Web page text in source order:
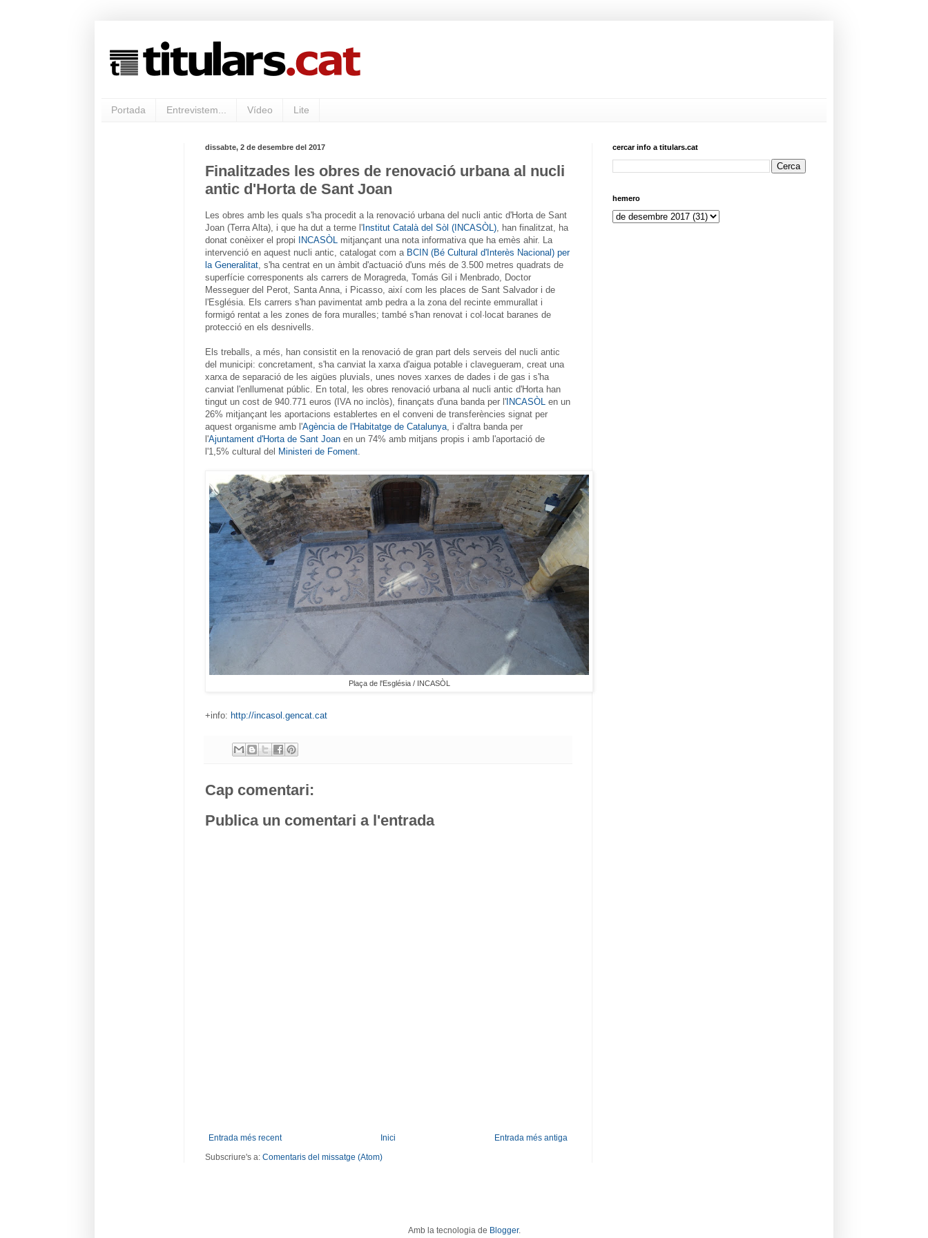
Portada Entrevistem... Vídeo Lite
dissabte, 2 de desembre del 2017
Finalitzades les obres de renovació urbana al nucli
antic d'Horta de Sant Joan
Les obres amb les quals s'ha procedit a la renovació urbana del nucli antic d'Horta de Sant
Joan (Terra Alta), i que ha dut a terme l' Institut Català del Sòl (INCASÒL), han finalitzat, ha
donat conèixer el propi
INCASÒL mitjançant una nota informativa que ha emès ahir. La
intervenció en aquest nucli antic, catalogat com a BCIN (Bé Cultural d'Interès Nacional) per
la Generalitat, s'ha centrat en un àmbit d'actuació d'uns més de 3.500 metres quadrats de
superfície corresponents als carrers de Moragreda, Tomás Gil i Menbrado, Doctor
Messeguer del Perot, Santa Anna, i Picasso, així com les places de Sant Salvador i de
l'Església. Els carrers s'han pavimentat amb pedra a la zona del recinte emmurallat i
formigó rentat a les zones de fora muralles; també s'han renovat i col·locat baranes de
protecció en els desnivells.
Els treballs, a més, han consistit en la renovació de gran part dels serveis del nucli antic
del municipi: concretament, s'ha canviat la xarxa d'aigua potable i clavegueram, creat una
xarxa de separació de les aigües pluvials, unes noves xarxes de dades i de gas i s'ha
canviat l'enllumenat públic. En total, les obres renovació urbana al nucli antic d'Horta han
tingut un cost de 940.771 euros (IVA no inclòs), finançats d'una banda per l' INCASÒL en un
26% mitjançant les aportacions establertes en el conveni de transferències signat per
aquest organisme amb l'Agència de l'Habitatge de Catalunya, i d'altra banda per
l'Ajuntament d'Horta de Sant Joan en un 74% amb mitjans propis i amb l'aportació de
l'1,5% cultural del Ministeri de Foment.
Plaça de l'Església / INCASÒL
+info: http://incasol.gencat.cat
Cap comentari:
Publica un comentari a l'entrada
Entrada més recent Entrada més antiga
Inici
Subscriure's a: Comentaris del missatge (Atom)
cercar info a titulars.cat
hemero
Amb la tecnologia de Blogger.